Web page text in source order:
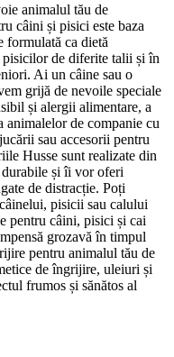
animalul tău de
câini și pisici este baza
formulată ca dietă
de diferite talii și în
Ai un câine sau o
grijă de nevoile speciale
și alergii alimentare, a
animalelor de companie cu
sau accesorii pentru
Husse sunt realizate din
durabile și îi vor oferi
de distracție. Poți
pisicii sau calului
pentru câini, pisici și cai
grozavă în timpul
pentru animalul tău de
de îngrijire, uleiuri și
frumos și sănătos al